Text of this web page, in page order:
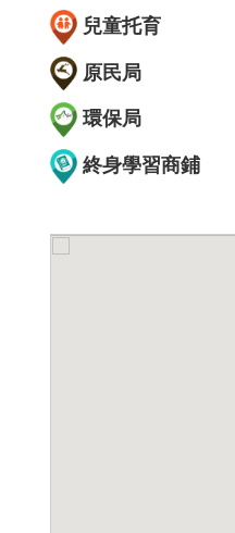
兒童托育
原民局
環保局
終身學習商鋪